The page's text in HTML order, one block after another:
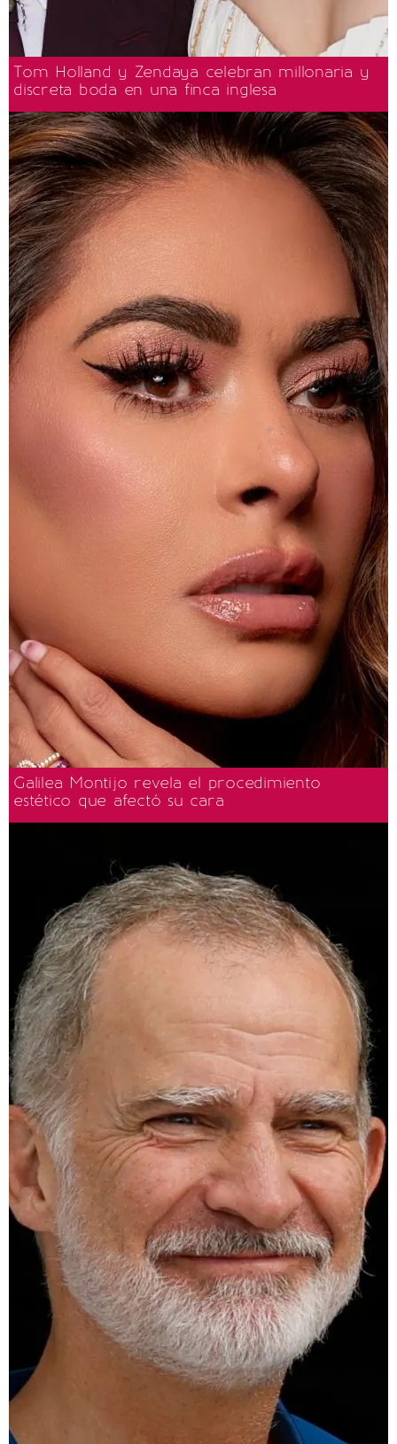
Tom Holland y Zendaya celebran millonaria y
discreta boda en una finca inglesa
Galilea Montijo revela el procedimiento
estético que afectó su cara